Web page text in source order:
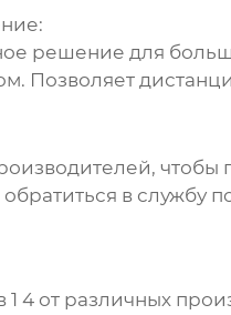
решение для
Позволяет
чтобы
в службу
1 4от различных